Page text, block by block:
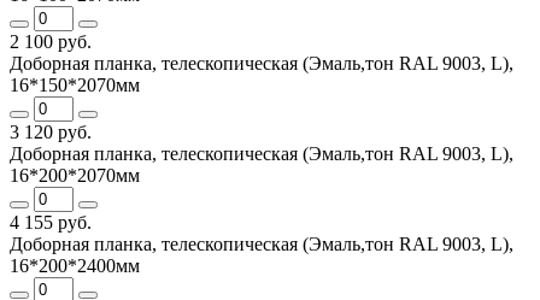
2 100 руб.
Доборная планка, телескопическая (Эмаль,тон RAL 9003, L),
16*150*2070мм
3 120 руб.
Доборная планка, телескопическая (Эмаль,тон RAL 9003, L),
16*200*2070мм
4 155 руб.
Доборная планка, телескопическая (Эмаль,тон RAL 9003, L),
16*200*2400мм